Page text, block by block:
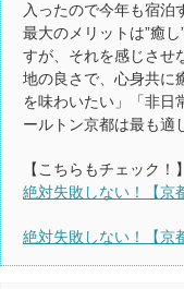
入ったので今年も宿泊
最大のメリットは”癒
すが、それを感じさせ
地の良さで、心身共に
を味わいたい」「非日
ールトン京都は最も適
【こちらもチェック！】
絶対失敗しない！【京
絶対失敗しない！【京